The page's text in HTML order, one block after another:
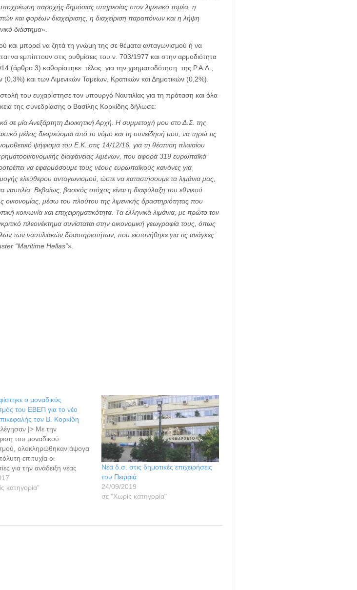
παροχής δημόσιας υπηρεσίας στον λιμενικό τομέα, η
και φορέων διαχείρισης, η διαχείριση παραπόνων και η λήψη
διάστημα».
και μπορεί να ζητά τη γνώμη της σε θέματα ανταγωνισμού ή να
να εμπίπτουν στις ρυθμίσεις του ν. 703/1977 και στην αρμοδιότητα
(άρθρο 3) καθορίστηκε τέλος για την χρηματοδότηση της Ρ.Α.Λ.,
και των Λιμενικών Ταμείων, Κρατικών και Δημοτικών (0,2%).
του ευχαρίστησε τον υπουργό Ναυτιλίας για τη πρόταση και όλα
της συνεδρίασης ο Βασίλης Κορκίδης δήλωσε:
σε μία Ανεξάρτητη Διοικητική Αρχή. Η συμμετοχή μου στο Δ.Σ. της
μέλος δεσμεύομαι από το νόμο και τη συνείδησή μου, να τηρώ τις
ψήφισμα του Ε.Κ. στις 14/12/16, για τη θέσπιση πλαισίου
διαφάνειας λιμένων, που αφορά 319 ευρωπαϊκά
να εφαρμόσουμε τους νέους ευρωπαϊκούς κανόνες για
ελεύθερου ανταγωνισμού, ώστε να καταστήσουμε τα λιμάνια μας,
ναυτιλία. Βεβαίως, βασικός στόχος είναι η διαφύλαξη του εθνικού
οικονομίας, μέσω του πλούτου της λιμενικής δραστηριότητας που
κοινωνία και επιχειρηματικότητα. Τα ελληνικά λιμάνια, με πρώτο τον
πλεονέκτημα συνίσταται στην οικονομική γεωγραφία τους, όπως
των ναυτιλιακών δραστηριοτήτων, που εκπονήθηκε για τις ανάγκες
“Maritime Hellas”».
ο μοναδικός
του ΕΒΕΠ για το νέο
τον Β. Κορκίδη
|> Με την
του μοναδικού
ολοκληρώθηκαν άψογα
επιτυχία οι
για την ανάδειξη νέας
στο Εμπορικό και
Επιμελητήριο Πειραιώς
Κορκίδη, έδειξε
κατηγορία"
Νέα δ.σ. στις δημοτικές επιχειρήσεις
του Πειραιά
24/09/2019
σε "Χωρίς κατηγορία"